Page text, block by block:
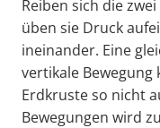
Reiben sich die
üben sie Druck
ineinander. Eine
vertikale
Erdkruste so nicht
Bewegungen wird